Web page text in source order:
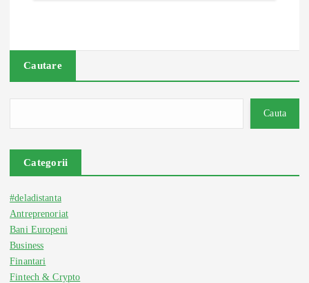
Cautare
Cauta
Categorii
#deladistanta
Antreprenoriat
Bani Europeni
Business
Finantari
Fintech & Crypto